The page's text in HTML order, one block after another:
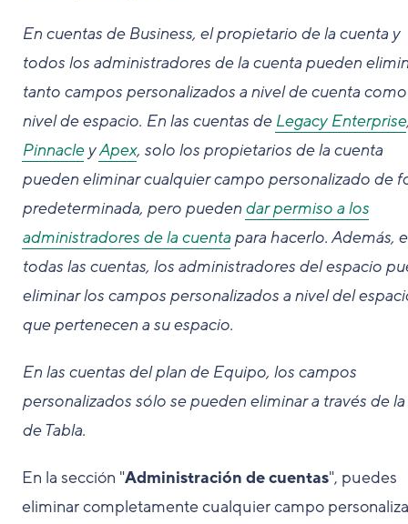
En cuentas de Business, el propietario de la cuenta y
todos los administradores de la cuenta pueden
tanto campos personalizados a nivel de cuenta
nivel de espacio. En las cuentas de Legacy Enterprise
PinnacleyApex, solo los propietarios de la cuenta
pueden eliminar cualquier campo personalizado de
predeterminada, pero pueden dar permiso a los
administradores de la cuentapara hacerlo. Además,
todas las cuentas, los administradores del espacio
eliminar los campos personalizados a nivel del
que pertenecen a su espacio.
En las cuentas del plan de Equipo, los campos
personalizados sólo se pueden eliminar a través de la
de Tabla.
En la sección "Administración de cuentas", puedes
eliminar completamente cualquier campo